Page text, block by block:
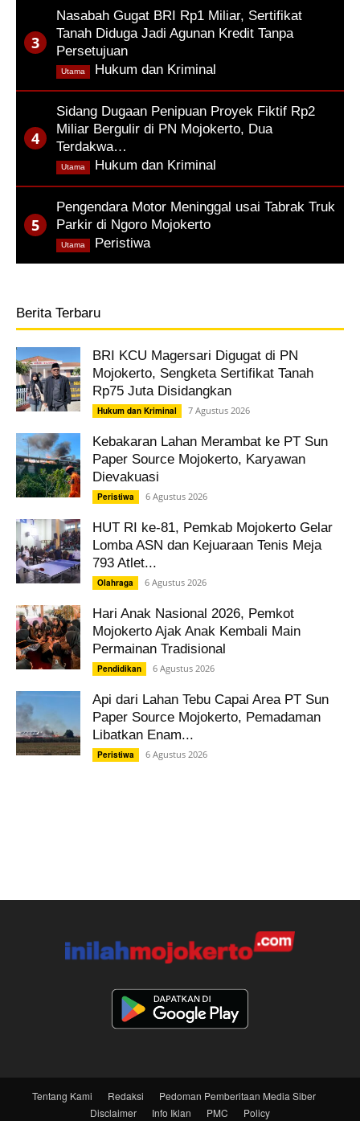
Nasabah Gugat BRI Rp1 Miliar, Sertifikat
Tanah Diduga Jadi Agunan Kredit Tanpa
Persetujuan
Hukum dan Kriminal
Utama
Sidang Dugaan Penipuan Proyek Fiktif Rp2
Miliar Bergulir di PN Mojokerto, Dua
Terdakwa…
Hukum dan Kriminal
Utama
Pengendara Motor Meninggal usai Tabrak Truk
Parkir di Ngoro Mojokerto
Peristiwa
Utama
Berita Terbaru
BRI KCU Magersari Digugat di PN
Mojokerto, Sengketa Sertifikat Tanah
Rp75 Juta Disidangkan
Hukum dan Kriminal 7 Agustus 2026
Kebakaran Lahan Merambat ke PT Sun
Paper Source Mojokerto, Karyawan
Dievakuasi
Peristiwa 6 Agustus 2026
HUT RI ke-81, Pemkab Mojokerto Gelar
Lomba ASN dan Kejuaraan Tenis Meja
793 Atlet...
Olahraga 6 Agustus 2026
Hari Anak Nasional 2026, Pemkot
Mojokerto Ajak Anak Kembali Main
Permainan Tradisional
Pendidikan 6 Agustus 2026
Api dari Lahan Tebu Capai Area PT Sun
Paper Source Mojokerto, Pemadaman
Libatkan Enam...
Peristiwa 6 Agustus 2026
Tentang Kami Redaksi
Pedoman Pemberitaan Media Siber
Disclaimer
Info Iklan PMC Policy